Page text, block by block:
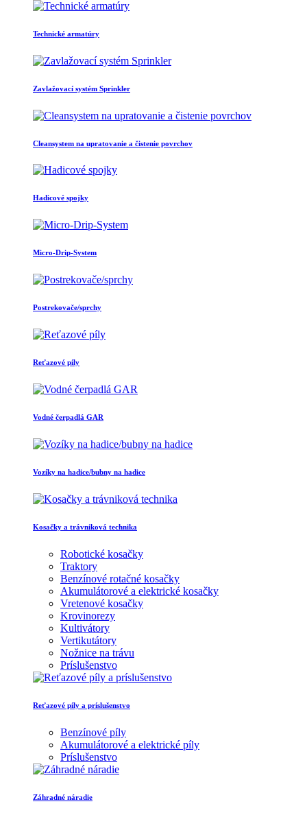
Technické armatúry
Zavlažovací systém Sprinkler
Cleansystem na upratovanie a čistenie povrchov
Hadicové spojky
Micro-Drip-System
Postrekovače/sprchy
Reťazové píly
Vodné čerpadlá GAR
Vozíky na hadice/bubny na hadice
Kosačky a trávniková technika
Robotické kosačky
Traktory
Benzínové rotačné kosačky
Akumulátorové a elektrické kosačky
Vretenové kosačky
Krovinorezy
Kultivátory
Vertikutátory
Nožnice na trávu
Príslušenstvo
Reťazové píly a príslušenstvo
Benzínové píly
Akumulátorové a elektrické píly
Príslušenstvo
Záhradné náradie